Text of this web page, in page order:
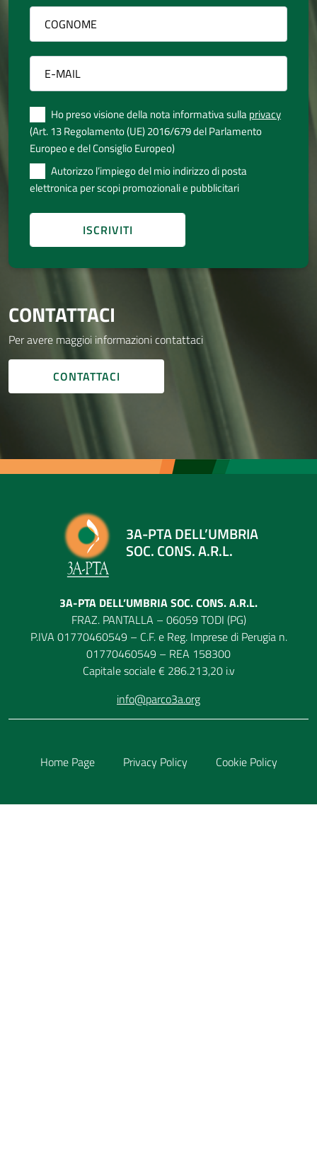
Ho preso visione della nota informativa sullaprivacy
(Art. 13 Regolamento (UE) 2016/679 del Parlamento
Europeo e del Consiglio Europeo)
Autorizzo l’impiego del mio indirizzo di posta
elettronica per scopi promozionali e pubblicitari
CONTATTACI
Per avere maggioi informazioni contattaci
CONTATTACI
3A-PTA DELL’UMBRIA
SOC. CONS. A.R.L.
3A-PTA DELL’UMBRIA SOC. CONS. A.R.L.
FRAZ. PANTALLA – 06059 TODI (PG)
P.IVA 01770460549 – C.F. e Reg. Imprese di Perugia n.
01770460549 – REA 158300
Capitale sociale € 286.213,20 i.v
info@parco3a.org
Home Page Privacy Policy Cookie Policy